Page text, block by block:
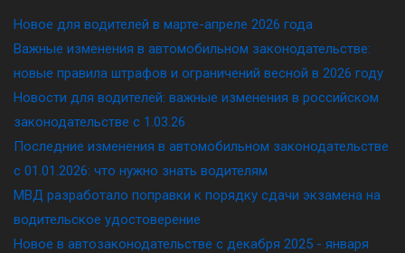
Новое для водителей в марте-апреле 2026 года
Важные изменения в автомобильном законодательстве:
новые правила штрафов и ограничений весной в 2026 году
Новости для водителей: важные изменения в российском
законодательстве c 1.03.26
Последние изменения в автомобильном законодательстве
c 01.01.2026: что нужно знать водителям
МВД разработало поправки к порядку сдачи экзамена на
водительское удостоверение
Новое в автозаконодательстве с декабря 2025 - января